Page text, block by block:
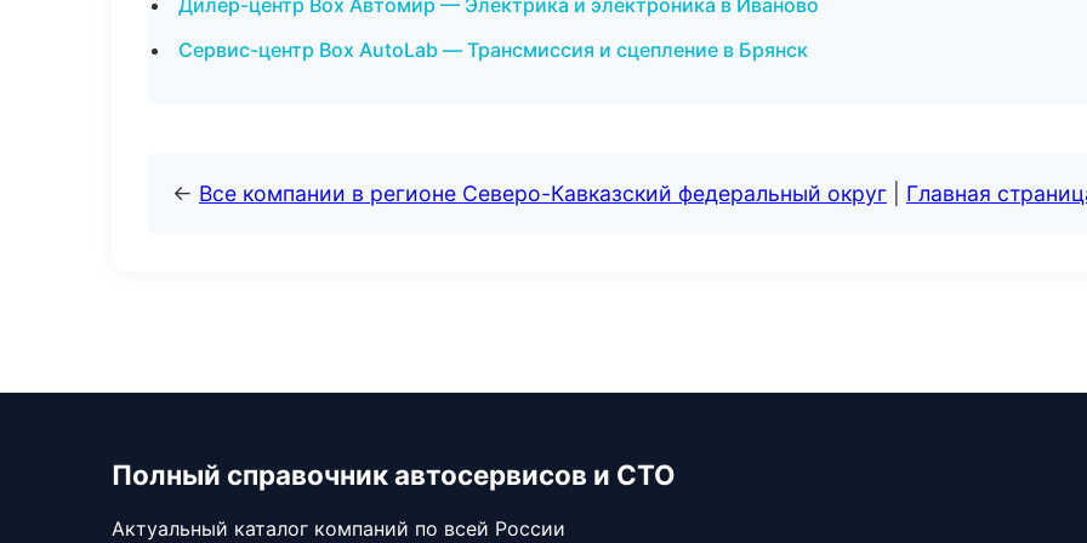
Дилер-центр Box Автомир — Электрика и электроника в Иваново
Сервис-центр Box AutoLab — Трансмиссия и сцепление в Брянск
← Все компании в регионе Северо-Кавказский федеральный округ Главная
Полный справочник автосервисов и СТО
Актуальный каталог компаний по всей России